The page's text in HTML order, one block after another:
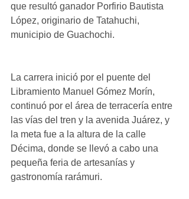
que resultó ganador Porfirio Bautista
López, originario de Tatahuchi,
municipio de Guachochi.
La carrera inició por el puente del
Libramiento Manuel Gómez Morín,
continuó por el área de terracería entre
las vías del tren y la avenida Juárez, y
la meta fue a la altura de la calle
Décima, donde se llevó a cabo una
pequeña feria de artesanías y
gastronomía rarámuri.